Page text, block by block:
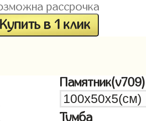
рассрочка
Купить в 1 клик
Памятник(v709)
Тумба